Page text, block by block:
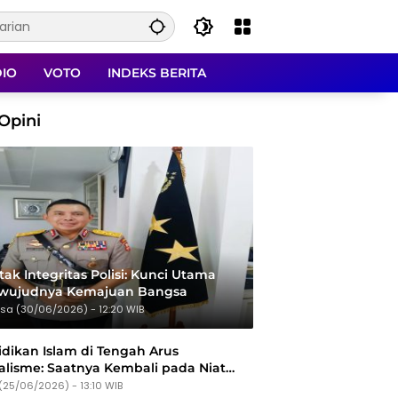
VOTO INDEKS BERITA
Integritas Polisi: Kunci Utama
Kemajuan Bangsa
(30/06/2026) - 12:20 WIB
Islam di Tengah Arus
Saatnya Kembali pada Niat
06/2026) - 13:10 WIB